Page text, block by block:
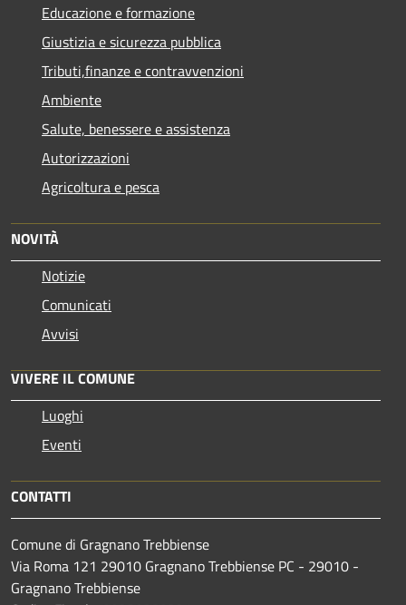
Educazione e formazione
Giustizia e sicurezza pubblica
Tributi,finanze e contravvenzioni
Ambiente
Salute, benessere e assistenza
Autorizzazioni
Agricoltura e pesca
NOVITÀ
Notizie
Comunicati
Avvisi
VIVERE IL COMUNE
Luoghi
Eventi
CONTATTI
Comune di Gragnano Trebbiense
Via Roma 121 29010 Gragnano Trebbiense PC - 29010 -
Gragnano Trebbiense